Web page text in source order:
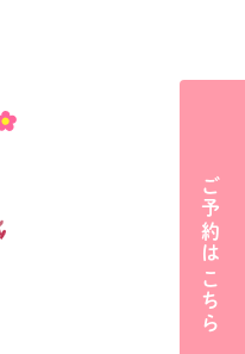
ご予約はこちら